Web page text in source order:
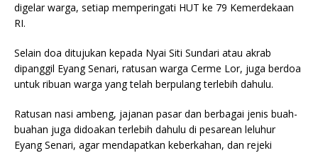
digelar warga, setiap memperingati HUT ke 79 Kemerdekaan
RI.
Selain doa ditujukan kepada Nyai Siti Sundari atau akrab
dipanggil Eyang Senari, ratusan warga Cerme Lor, juga berdoa
untuk ribuan warga yang telah berpulang terlebih dahulu.
Ratusan nasi ambeng, jajanan pasar dan berbagai jenis buah-
buahan juga didoakan terlebih dahulu di pesarean leluhur
Eyang Senari, agar mendapatkan keberkahan, dan rejeki